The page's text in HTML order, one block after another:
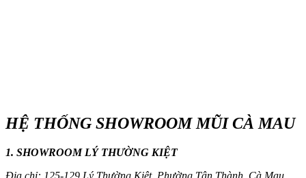
HỆ THỐNG SHOWROOM MŨI CÀ MAU
1. SHOWROOM LÝ THƯỜNG KIỆT